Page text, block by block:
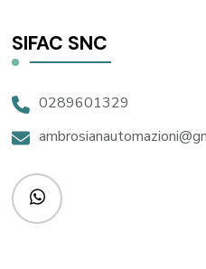
SIFAC SNC
0289601329